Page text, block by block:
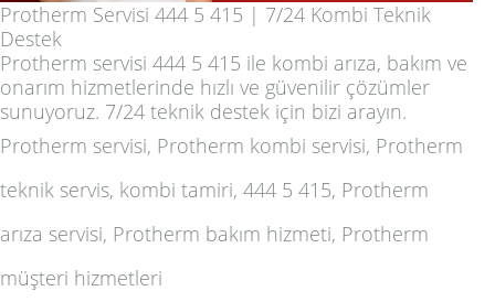
Protherm Servisi 444 5 415 | 7/24 Kombi Teknik
Destek
Protherm servisi 444 5 415 ile kombi arıza, bakım ve
onarım hizmetlerinde hızlı ve güvenilir çözümler
sunuyoruz. 7/24 teknik destek için bizi arayın.
Protherm servisi, Protherm kombi servisi, Protherm
teknik servis, kombi tamiri, 444 5 415, Protherm
arıza servisi, Protherm bakım hizmeti, Protherm
müşteri hizmetleri